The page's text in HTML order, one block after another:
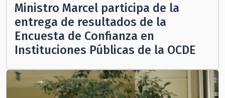
Ministro Marcel participa de la
entrega de resultados de la
Encuesta de Confianza en
Instituciones Públicas de la OCDE